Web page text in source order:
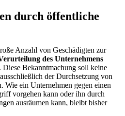
durch öffentliche
Anzahl von Geschädigten zur
des Unternehmens
. Diese Bekanntmachung soll keine
der Durchsetzung von
Wie ein Unternehmen gegen einen
vorgehen kann oder ihn durch
ausräumen kann, bleibt bisher